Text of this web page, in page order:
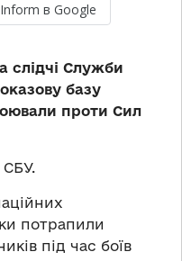
в Google
слідчі Служби
базу
проти Сил
СБУ.
потрапили
під час боїв